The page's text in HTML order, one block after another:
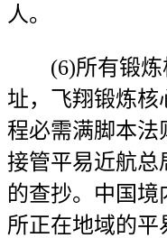
人。
(6)所有锻炼
址，飞翔锻炼核
程必需满脚本法
接管平易近航总
的查抄。中国境
所正在地域的平